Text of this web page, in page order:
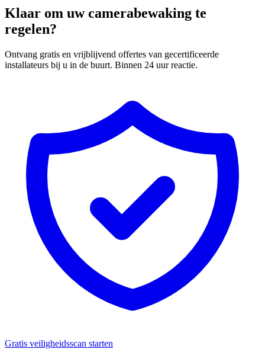
Klaar om uw camerabewaking te
regelen?
Ontvang gratis en vrijblijvend offertes van gecertificeerde
installateurs bij u in de buurt. Binnen 24 uur reactie.
Gratis veiligheidsscan starten